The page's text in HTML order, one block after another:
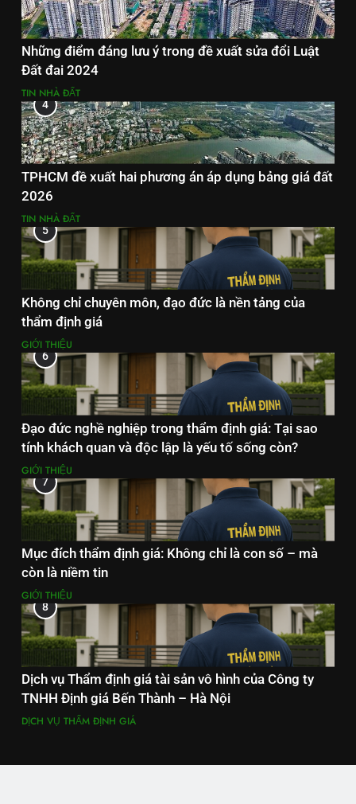
Những điểm đáng lưu ý trong đề xuất sửa đổi Luật
Đất đai 2024
TIN NHÀ ĐẤT
4
TPHCM đề xuất hai phương án áp dụng bảng giá đất
2026
TIN NHÀ ĐẤT
5
Không chỉ chuyên môn, đạo đức là nền tảng của
thẩm định giá
GIỚI THIỆU
6
Đạo đức nghề nghiệp trong thẩm định giá: Tại sao
tính khách quan và độc lập là yếu tố sống còn?
GIỚI THIỆU
7
Mục đích thẩm định giá: Không chỉ là con số – mà
còn là niềm tin
GIỚI THIỆU
8
Dịch vụ Thẩm định giá tài sản vô hình của Công ty
TNHH Định giá Bến Thành – Hà Nội
DỊCH VỤ THẨM ĐỊNH GIÁ